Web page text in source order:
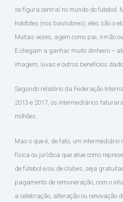
se figura central no mundo do futebol.
holofotes (nos bastidores), eles são o
Muitas vezes, agem como pai, irmão
E chegam a ganhar muito dinheiro –
imagem, luvas e outros benefícios
Segundo relatório da Federação
2013 e 2017, os intermediários
milhões.
Mas o que é, de fato, um intermediário
física ou jurídica que atue como
de futebol e/ou de clubes, seja
pagamento de remuneração, com o
a celebração, alteração ou renovação